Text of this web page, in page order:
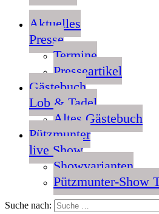
Aktuelles
Presse
Termine
Presseartikel
Gästebuch
Lob & Tadel
Altes Gästebuch
Pützmunter
live Show
Showvarianten
Pützmunter-Show
Suche nach: